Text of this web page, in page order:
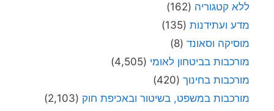
ללא קטגוריה (162)
מדע ועתידנות (135)
מוסיקה וסאונד (8)
מורכבות בביטחון לאומי (4,505)
מורכבות בחינוך (420)
מורכבות במשפט, בשיטור ובאכיפת חוק (2,103)